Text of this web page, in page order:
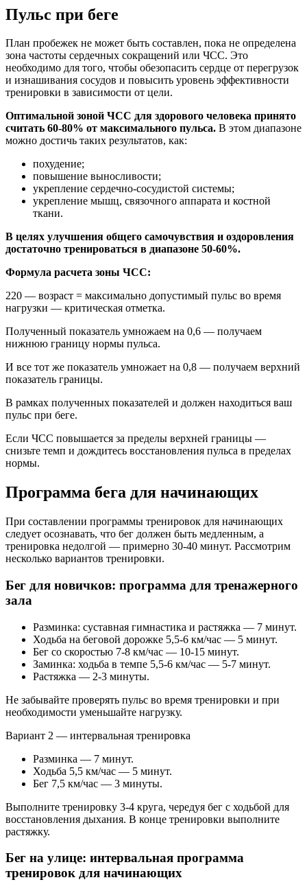
Пульс при беге
План пробежек не может быть составлен, пока не определена
зона частоты сердечных сокращений или ЧСС. Это
необходимо для того, чтобы обезопасить сердце от перегрузок
и изнашивания сосудов и повысить уровень эффективности
тренировки в зависимости от цели.
Оптимальной зоной ЧСС для здорового человека принято
считать 60-80% от максимального пульса. В этом диапазоне
можно достичь таких результатов, как:
похудение;
повышение выносливости;
укрепление сердечно-сосудистой системы;
укрепление мышц, связочного аппарата и костной
ткани.
В целях улучшения общего самочувствия и оздоровления
достаточно тренироваться в диапазоне 50-60%.
Формула расчета зоны ЧСС:
220 — возраст = максимально допустимый пульс во время
нагрузки — критическая отметка.
Полученный показатель умножаем на 0,6 — получаем
нижнюю границу нормы пульса.
И все тот же показатель умножает на 0,8 — получаем верхний
показатель границы.
В рамках полученных показателей и должен находиться ваш
пульс при беге.
Если ЧСС повышается за пределы верхней границы —
снизьте темп и дождитесь восстановления пульса в пределах
нормы.
Программа бега для начинающих
При составлении программы тренировок для начинающих
следует осознавать, что бег должен быть медленным, а
тренировка недолгой — примерно 30-40 минут. Рассмотрим
несколько вариантов тренировки.
Бег для новичков: программа для тренажерного
зала
Разминка: суставная гимнастика и растяжка — 7 минут.
Ходьба на беговой дорожке 5,5-6 км/час — 5 минут.
Бег со скоростью 7-8 км/час — 10-15 минут.
Заминка: ходьба в темпе 5,5-6 км/час — 5-7 минут.
Растяжка — 2-3 минуты.
Не забывайте проверять пульс во время тренировки и при
необходимости уменьшайте нагрузку.
Вариант 2 — интервальная тренировка
Разминка — 7 минут.
Ходьба 5,5 км/час — 5 минут.
Бег 7,5 км/час — 3 минуты.
Выполните тренировку 3-4 круга, чередуя бег с ходьбой для
восстановления дыхания. В конце тренировки выполните
растяжку.
Бег на улице: интервальная программа
тренировок для начинающих